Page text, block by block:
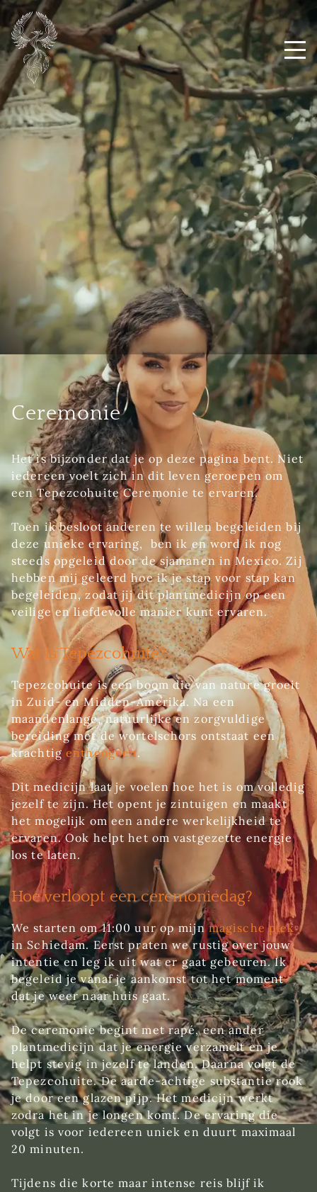
Ceremonie
Het is bijzonder dat je op deze pagina bent. Niet
iedereen voelt zich in dit leven geroepen om
een Tepezcohuite Ceremonie te ervaren.
Toen ik besloot anderen te willen begeleiden bij
deze unieke ervaring, ben ik en word ik nog
steeds opgeleid door de sjamanen in Mexico. Zij
hebben mij geleerd hoe ik je stap voor stap kan
begeleiden, zodat jij dit plantmedicijn op een
veilige en liefdevolle manier kunt ervaren.
Wat is Tepezcohuite?
Tepezcohuite is een boom die van nature groeit
in Zuid- en Midden-Amerika. Na een
maandenlange, natuurlijke en zorgvuldige
bereiding met de wortelschors ontstaat een
krachtigentheogeen.
Dit medicijn laat je voelen hoe het is om volledig
jezelf te zijn. Het opent je zintuigen en maakt
het mogelijk om een andere werkelijkheid te
ervaren. Ook helpt het om vastgezette energie
los te laten.
Hoe verloopt een ceremoniedag?
We starten om 11:00 uur op mijnmagische plek
in Schiedam. Eerst praten we rustig over jouw
intentie en leg ik uit wat er gaat gebeuren. Ik
begeleid je vanaf je aankomst tot het moment
dat je weer naar huis gaat.
De ceremonie begint met rapé, een ander
plantmedicijn dat je energie verzamelt en je
helpt stevig in jezelf te landen. Daarna volgt de
Tepezcohuite. De aarde-achtige substantie rook
je door een glazen pijp. Het medicijn werkt
zodra het in je longen komt. De ervaring die
volgt is voor iedereen uniek en duurt maximaal
20 minuten.
Tijdens die korte maar intense reis blijf ik